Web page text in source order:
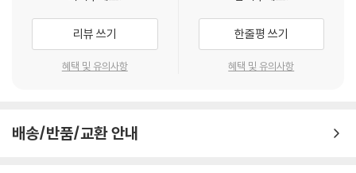
리뷰 쓰기
혜택 및 유의사항
한줄평 쓰기
혜택 및 유의사항
배송/반품/교환 안내